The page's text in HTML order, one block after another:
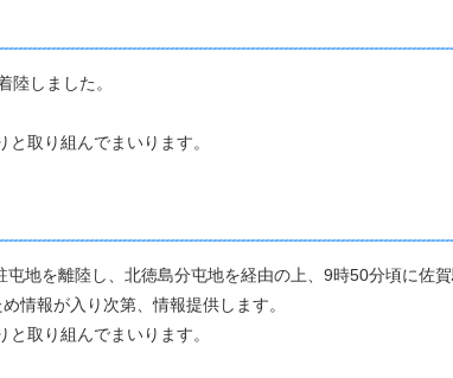
陸しました。
取り組んでまいります。
地を離陸し、北徳島分屯地を経由の上、9時50分頃に佐賀
情報が入り次第、情報提供します。
取り組んでまいります。